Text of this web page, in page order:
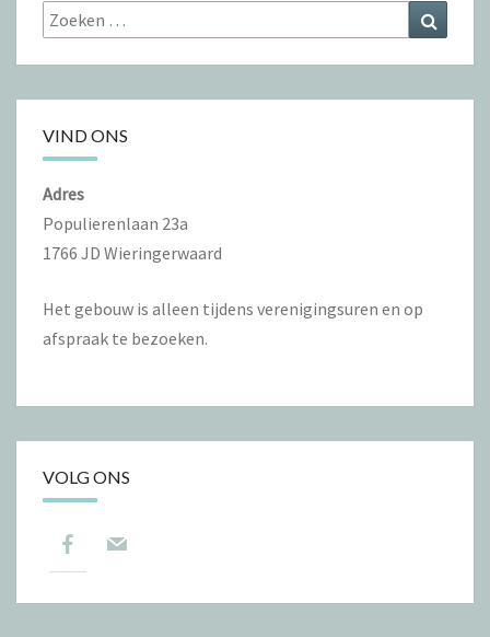
Zoeken
naar:
VIND ONS
Adres
Populierenlaan 23a
1766 JD Wieringerwaard
Het gebouw is alleen tijdens verenigingsuren en op
afspraak te bezoeken.
VOLG ONS